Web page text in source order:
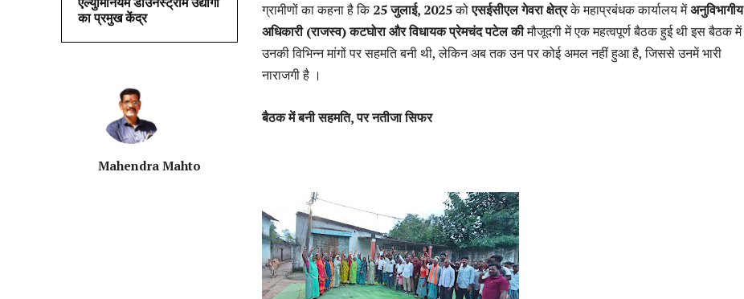
का प्रमुख केंद्र
Mahendra Mahto
ग्रामीणों का कहना है कि25 जुलाई, 2025कोएसईसीएल गेवरा क्षेत्रके महाप्रबंधक कार्यालय मेंअनुविभागीय
अधिकारी (राजस्व) कटघोरा और विधायक प्रेमचंद पटेल कीमौजूदगी में एक महत्वपूर्ण बैठक हुई थी इस बैठक में
उनकी विभिन्न मांगों पर सहमति बनी थी, लेकिन अब तक उन पर कोई अमल नहीं हुआ है, जिससे उनमें भारी
नाराजगी है ।
बैठक में बनी सहमति, पर नतीजा सिफर